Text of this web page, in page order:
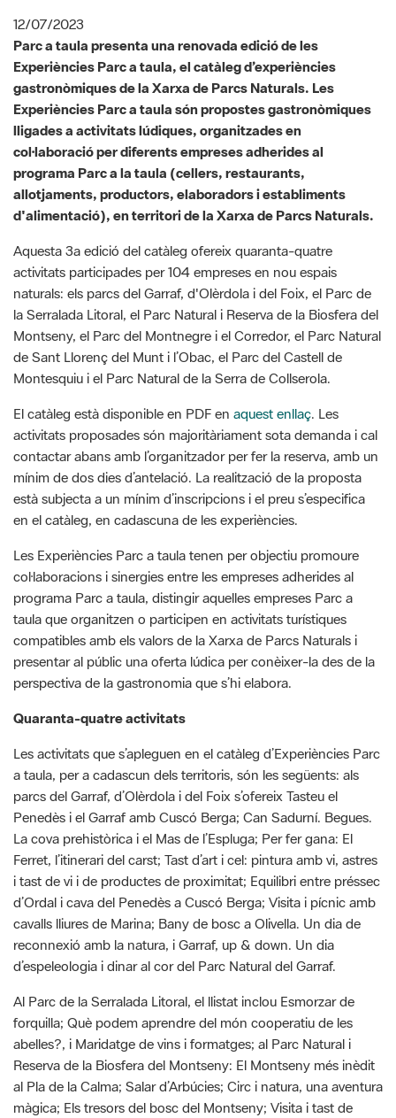
gastronòmiques de la Xarxa de Parcs Naturals. Les
Experiències Parc a taula són propostes gastronòmiques
lligades a activitats lúdiques, organitzades en
col·laboració per diferents empreses adherides al
programa Parc a la taula (cellers, restaurants,
allotjaments, productors, elaboradors i establiments
d'alimentació), en territori de la Xarxa de Parcs Naturals.
Aquesta 3a edició del catàleg ofereix quaranta-quatre
activitats participades per 104 empreses en nou espais
naturals: els parcs del Garraf, d'Olèrdola i del Foix, el Parc de
la Serralada Litoral, el Parc Natural i Reserva de la Biosfera del
Montseny, el Parc del Montnegre i el Corredor, el Parc Natural
de Sant Llorenç del Munt i l’Obac, el Parc del Castell de
Montesquiu i el Parc Natural de la Serra de Collserola.
El catàleg està disponible en PDF enaquest enllaç . Les
activitats proposades són majoritàriament sota demanda i cal
contactar abans amb l’organitzador per fer la reserva, amb un
mínim de dos dies d’antelació. La realització de la proposta
està subjecta a un mínim d’inscripcions i el preu s’especifica
en el catàleg, en cadascuna de les experiències.
Les Experiències Parc a taula tenen per objectiu promoure
col·laboracions i sinergies entre les empreses adherides al
programa Parc a taula, distingir aquelles empreses Parc a
taula que organitzen o participen en activitats turístiques
compatibles amb els valors de la Xarxa de Parcs Naturals i
presentar al públic una oferta lúdica per conèixer-la des de la
perspectiva de la gastronomia que s’hi elabora.
Quaranta-quatre activitats
Les activitats que s’apleguen en el catàleg d’Experiències Parc
a taula, per a cadascun dels territoris, són les següents: als
parcs del Garraf, d’Olèrdola i del Foix s’ofereix Tasteu el
Penedès i el Garraf amb Cuscó Berga; Can Sadurní. Begues.
La cova prehistòrica i el Mas de l’Espluga; Per fer gana: El
Ferret, l’itinerari del carst; Tast d’art i cel: pintura amb vi, astres
i tast de vi i de productes de proximitat; Equilibri entre préssec
d’Ordal i cava del Penedès a Cuscó Berga; Visita i pícnic amb
cavalls lliures de Marina; Bany de bosc a Olivella. Un dia de
reconnexió amb la natura, i Garraf, up & down. Un dia
d’espeleologia i dinar al cor del Parc Natural del Garraf.
Al Parc de la Serralada Litoral, el llistat inclou Esmorzar de
forquilla; Què podem aprendre del món cooperatiu de les
abelles?, i Maridatge de vins i formatges; al Parc Natural i
Reserva de la Biosfera del Montseny: El Montseny més inèdit
al Pla de la Calma; Salar d’Arbúcies; Circ i natura, una aventura
màgica; Els tresors del bosc del Montseny; Visita i tast de
cervesa del Montseny i dinar al restaurant Collformic del Brull;
Tastets de cultura i natura al Montseny; Matinal al peu del
Montseny o els secrets del bosc de Breda, on història i natura